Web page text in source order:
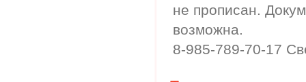
не прописан.
возможна.
8-985-789-70-17